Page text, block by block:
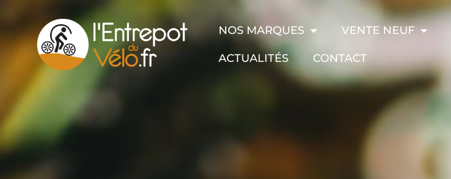
NOS MARQUES VENTE NEUF
ACTUALITÉS CONTACT